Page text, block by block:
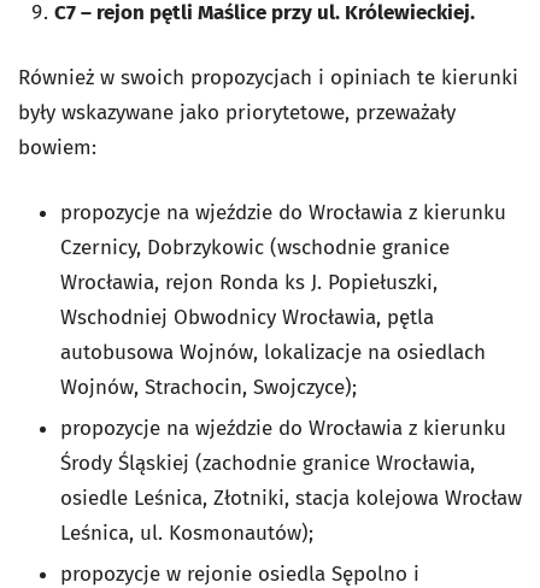
C7 – rejon pętli Maślice przy ul. Królewieckiej.
Również w swoich propozycjach i opiniach te kierunki
były wskazywane jako priorytetowe, przeważały
bowiem:
propozycje na wjeździe do Wrocławia z kierunku
Czernicy, Dobrzykowic (wschodnie granice
Wrocławia, rejon Ronda ks J. Popiełuszki,
Wschodniej Obwodnicy Wrocławia, pętla
autobusowa Wojnów, lokalizacje na osiedlach
Wojnów, Strachocin, Swojczyce);
propozycje na wjeździe do Wrocławia z kierunku
Środy Śląskiej (zachodnie granice Wrocławia,
osiedle Leśnica, Złotniki, stacja kolejowa Wrocław
Leśnica, ul. Kosmonautów);
propozycje w rejonie osiedla Sępolno i